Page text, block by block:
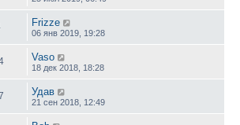
Frizze
06 янв 2019, 19:28
Vaso
18 дек 2018, 18:28
Удав
21 сен 2018, 12:49